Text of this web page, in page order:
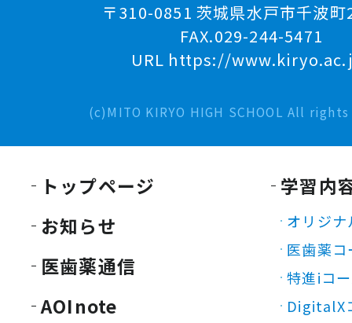
〒310-0851 茨城県水戸市千波
FAX.029-244-5471
URL https://
(c)MITO KIRYO HIGH SCHOOL All
トップページ
お知らせ
医歯薬通信
AOInote
学習内
オリジ
医歯薬コ
特進iコ
DigitalX